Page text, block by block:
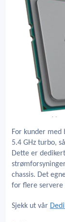
For kunder
5.4 GHz turbo,
Dette er
chassis. Det
for flere servere
Sjekk ut vår